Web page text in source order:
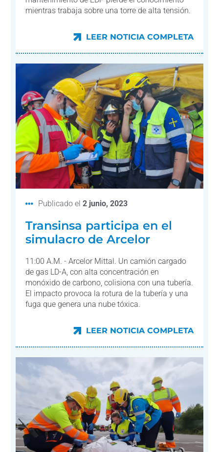
mientras trabaja sobre una torre de alta tensión.
LEER NOTICIA COMPLETA
Publicado el2 junio, 2023
Transinsa participa en el
simulacro de Arcelor
11:00 A.M. - Arcelor Mittal. Un camión cargado
de gas LD-A, con alta concentración en
monóxido de carbono, colisiona con una tubería.
El impacto provoca la rotura de la tubería y una
fuga que genera una nube tóxica.
LEER NOTICIA COMPLETA